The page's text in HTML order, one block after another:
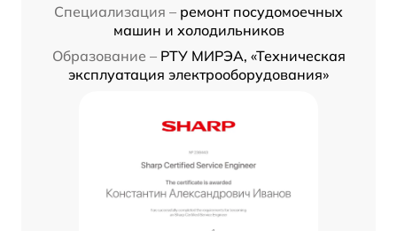
Специализация – ремонт посудомоечных
машин и холодильников
Образование – РТУ МИРЭА, «Техническая
эксплуатация электрооборудования»